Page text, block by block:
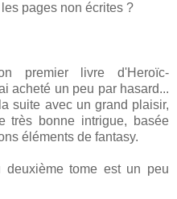
pages non écrites ?
premier livre d'Heroïc-
acheté un peu par hasard...
suite avec un grand plaisir,
très bonne intrigue, basée
éléments de fantasy.
deuxième tome est un peu